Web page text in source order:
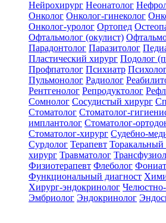
Нейрохирург Неонатолог
Онколог Онколог-гинеколог
Онколог-уролог Ортопед
Офтальмолог (окулист)
Парадонтолог Паразитолог
Пластический хирург Подолог
Профпатолог Психиатр
Пульмонолог Радиолог
Рентгенолог Репродуктолог
Сомнолог Сосудистый хирург
Стоматолог Стоматолог-
имплантолог Стоматолог-
Стоматолог-хирург Судебно-
Сурдолог Терапевт Торакальный
хирург Травматолог
Физиотерапевт Флеболог
Функциональный диагност
Хирург-эндокринолог
Эмбриолог Эндокринолог